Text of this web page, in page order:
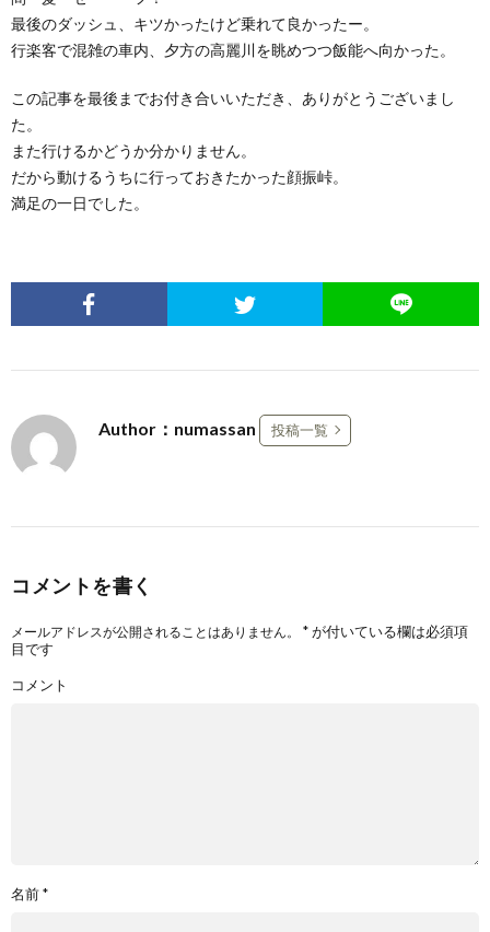
最後のダッシュ、キツかったけど乗れて良かったー。
行楽客で混雑の車内、夕方の高麗川を眺めつつ飯能へ向かった。
この記事を最後までお付き合いいただき、ありがとうございまし
た。
また行けるかどうか分かりません。
だから動けるうちに行っておきたかった顔振峠。
満足の一日でした。
Author：numassan 投稿一覧
コメントを書く
メールアドレスが公開されることはありません。 *が付いている欄は必須項
目です
コメント
名前*